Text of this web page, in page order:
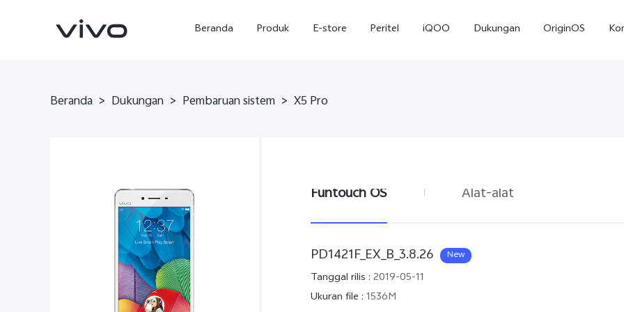
Beranda Produk E-store Peritel iQOO Dukungan OriginOS
baru
Beranda > Dukungan > Pembaruan sistem > X5 Pro
Funtouch OS Alat-alat
PD1421F_EX_B_3.8.26 New
Tanggal rilis : 2019-05-11
Ukuran file : 1536M